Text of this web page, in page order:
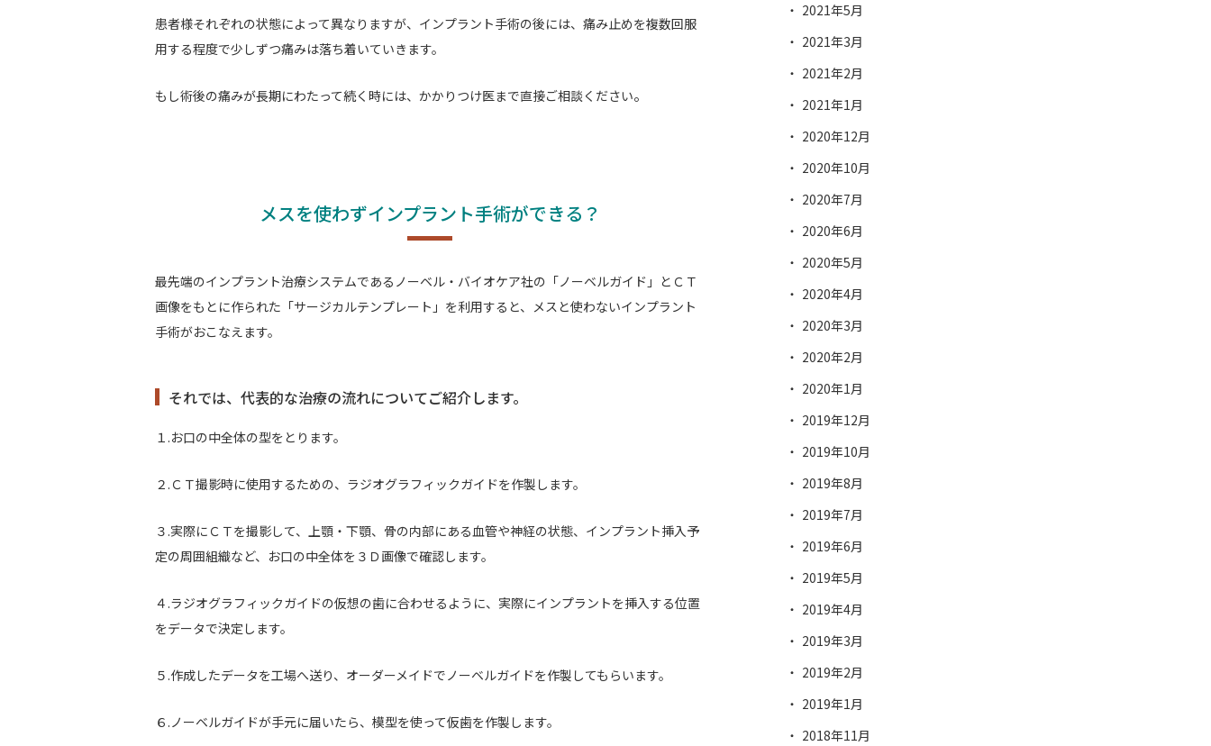
患者様それぞれの状態によって異なりますが、インプラント手術の後には、 痛み止めを複数回服
用する程度で少しずつ痛みは落ち着いていきます。
もし術後の痛みが長期にわたって続く時には、かかりつけ医まで直接ご相談ください。
メスを使わずインプラント手術ができる？
最先端のインプラント治療システムであるノーベル・バイオケア社の「ノーベルガイド」とＣＴ
画像をもとに作られた「サージカルテンプレート」を利用すると、メスと使わないインプラント
手術がおこなえます。
それでは、代表的な治療の流れについてご紹介します。
１.お口の中全体の型をとります。
２.ＣＴ撮影時に使用するための、ラジオグラフィックガイドを作製します。
３.実際にＣＴを撮影して、上顎・下顎、骨の内部にある血管や神経の状態、インプラント挿入予
定の周囲組織など、お口の中全体を３Ｄ画像で確認します。
４.ラジオグラフィックガイドの仮想の歯に合わせるように、実際にインプラントを挿入する位置
をデータで決定します。
５.作成したデータを工場へ送り、オーダーメイドでノーベルガイドを作製してもらいます。
６.ノーベルガイドが手元に届いたら、模型を使って仮歯を作製します。
2021年5月
2021年3月
2021年2月
2021年1月
2020年12月
2020年10月
2020年7月
2020年6月
2020年5月
2020年4月
2020年3月
2020年2月
2020年1月
2019年12月
2019年10月
2019年8月
2019年7月
2019年6月
2019年5月
2019年4月
2019年3月
2019年2月
2019年1月
2018年11月